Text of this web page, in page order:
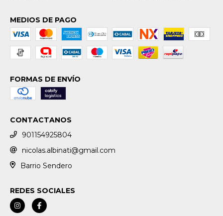
MEDIOS DE PAGO
FORMAS DE ENVÍO
CONTACTANOS
901154925804
nicolas.albinati@gmail.com
Barrio Sendero
REDES SOCIALES